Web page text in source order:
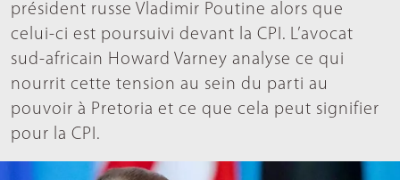
président russe Vladimir Poutine alors que
celui-ci est poursuivi devant la CPI. L’avocat
sud-africain Howard Varney analyse ce qui
nourrit cette tension au sein du parti au
pouvoir à Pretoria et ce que cela peut signifier
pour la CPI.